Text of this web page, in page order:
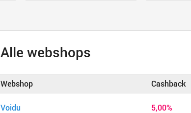
Alle webshops
Webshop Cashback
Voidu 5,00%